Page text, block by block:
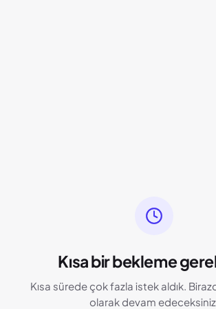
Kısa bir bekleme
Kısa sürede çok fazla istek aldık.
olarak devam edeceksiniz.